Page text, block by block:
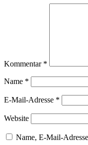
Kommentar *
Name *
E-Mail-Adresse *
Website
Name, E-Mail-